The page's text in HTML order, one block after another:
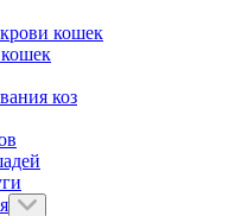
кошек
коз